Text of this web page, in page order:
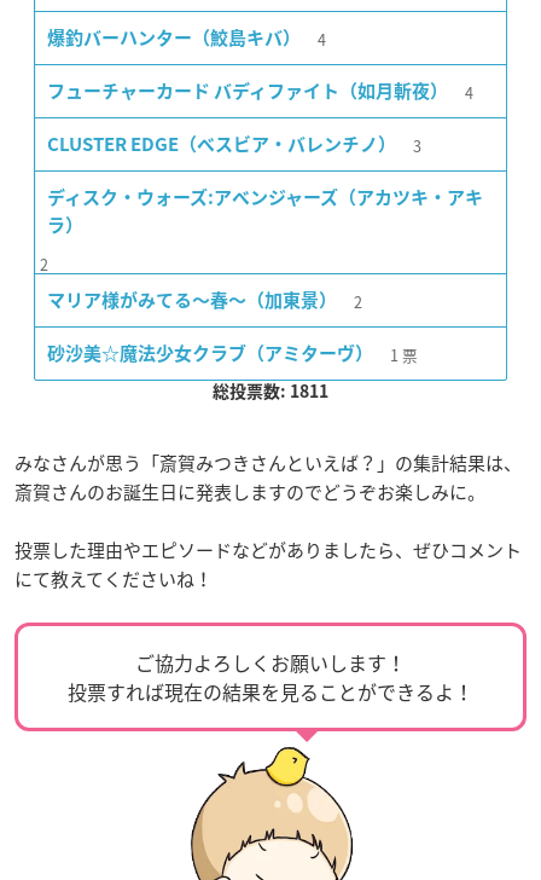
爆釣バーハンター（鮫島キバ） 4
フューチャーカード バディファイト（如月斬夜） 4
CLUSTER EDGE（ベスビア・バレンチノ） 3
ディスク・ウォーズ:アベンジャーズ（アカツキ・アキ
ラ）
2
マリア様がみてる〜春〜（加東景） 2
砂沙美☆魔法少女クラブ（アミターヴ） 1 票
総投票数: 1811
みなさんが思う「斎賀みつきさんといえば？」の集計結果は、
斎賀さんのお誕生日に発表しますのでどうぞお楽しみに。
投票した理由やエピソードなどがありましたら、ぜひコメント
にて教えてくださいね！
ご協力よろしくお願いします！
投票すれば現在の結果を見ることができるよ！